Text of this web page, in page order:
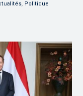
, Politique